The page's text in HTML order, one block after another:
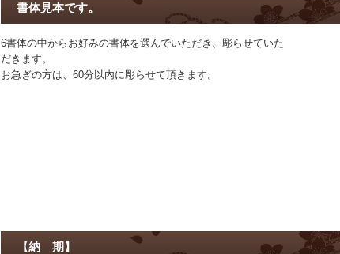
書体見本です。
6書体の中からお好みの書体を選んでいただき、彫らせていた
だきます。
お急ぎの方は、60分以内に彫らせて頂きます。
【納 期】